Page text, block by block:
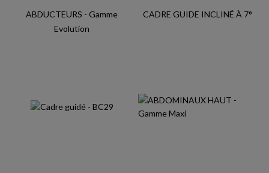
ABDUCTEURS - Gamme
Evolution
CADRE GUIDE INCLINÉ À 7°